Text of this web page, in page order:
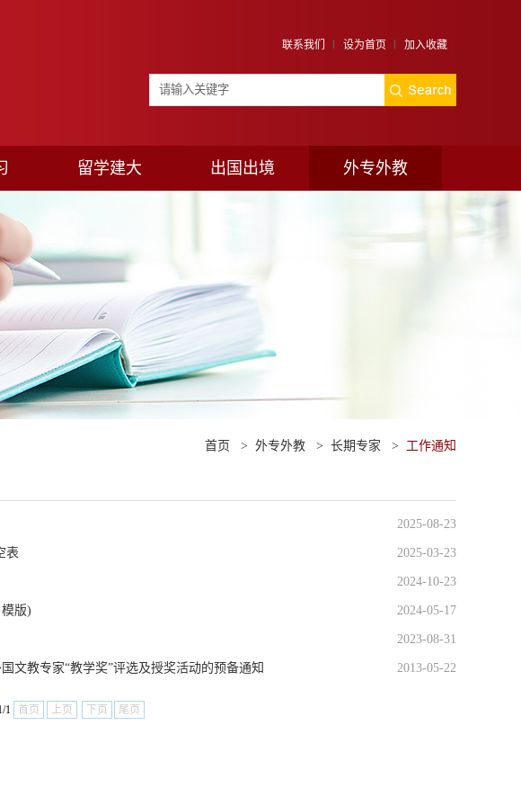
联系我们 设为首页 加入收藏
留学建大 出国出境 外专外教
首页 > 外专外教 > 长期专家 > 工作通知
2025-08-23
表 2025-03-23
2024-10-23
版) 2024-05-17
2023-08-31
文教专家“教学奖”评选及授奖活动的预备通知 2013-05-22
1 首页 上页 下页 尾页